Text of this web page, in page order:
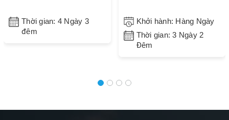
Thời gian: 4 Ngày 3
đêm
Khởi hành: Hàng Ngày
Thời gian: 3 Ngày 2
Đêm